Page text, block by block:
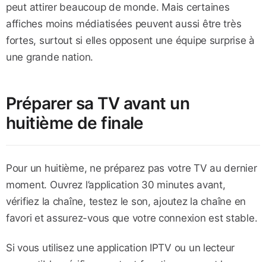
peut attirer beaucoup de monde. Mais certaines
affiches moins médiatisées peuvent aussi être très
fortes, surtout si elles opposent une équipe surprise à
une grande nation.
Préparer sa TV avant un
huitième de finale
Pour un huitième, ne préparez pas votre TV au dernier
moment. Ouvrez l’application 30 minutes avant,
vérifiez la chaîne, testez le son, ajoutez la chaîne en
favori et assurez-vous que votre connexion est stable.
Si vous utilisez une application IPTV ou un lecteur